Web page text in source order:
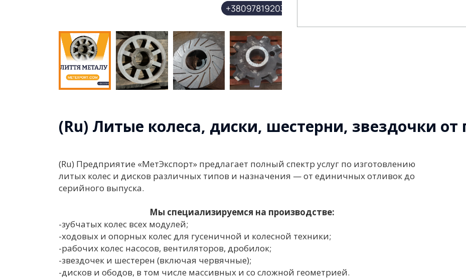
(Ru) Литые колеса, диски, шестерни, звездочки от
(Ru) Предприятие «МетЭкспорт» предлагает полный спектр услуг по изготовлению
литых колес и дисков различных типов и назначения — от единичных отливок до
серийного выпуска.
Мы специализируемся на производстве:
-зубчатых колес всех модулей;
-ходовых и опорных колес для гусеничной и колесной техники;
-рабочих колес насосов, вентиляторов, дробилок;
-звездочек и шестерен (включая червячные);
-дисков и ободов, в том числе массивных и со сложной геометрией.